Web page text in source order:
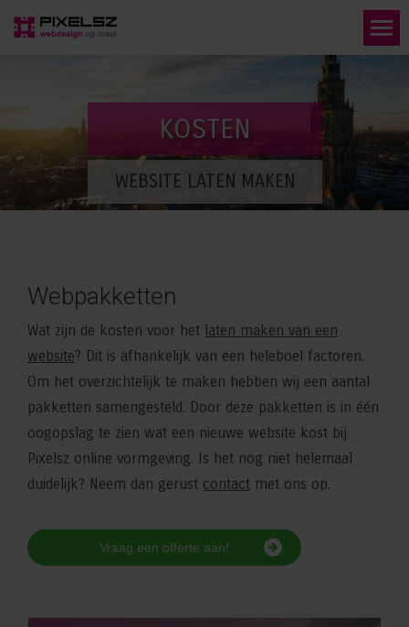
KOSTEN
WEBSITE LATEN MAKEN
Webpakketten
Wat zijn de kosten voor het laten maken van een
website? Dit is afhankelijk van een heleboel factoren.
Om het overzichtelijk te maken hebben wij een aantal
pakketten samengesteld. Door deze pakketten is in één
oogopslag te zien wat een nieuwe website kost bij
Pixelsz online vormgeving. Is het nog niet helemaal
duidelijk? Neem dan gerust contact met ons op.
Vraag een offerte aan!